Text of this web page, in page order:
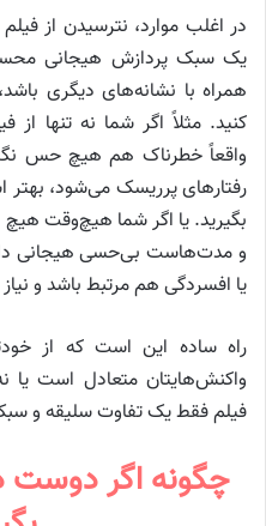
در اغلب موارد، نترسیدن از
یک سبک پردازش هیجانی
همراه با نشانه‌های دیگری
کنید. مثلاً اگر شما نه تنها از
واقعاً خطرناک هم هیچ حس
رفتارهای پرریسک می‌شود،
بگیرید. یا اگر شما هیچ‌وقت
و مدت‌هاست بی‌حسی هیجانی
یا افسردگی هم مرتبط باشد و
راه ساده این است که از
واکنش‌هایتان متعادل است یا
فیلم فقط یک تفاوت سلیقه و
چگونه اگر دوست